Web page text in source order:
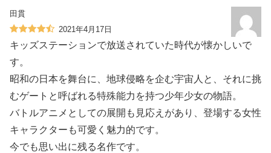
田貫
2021年4月17日
キッズステーションで放送されていた時代が懐かしいで
す。
昭和の日本を舞台に、地球侵略を企む宇宙人と、それに挑
むゲートと呼ばれる特殊能力を持つ少年少女の物語。
バトルアニメとしての展開も見応えがあり、登場する女性
キャラクターも可愛く魅力的です。
今でも思い出に残る名作です。